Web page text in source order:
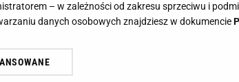
zaistnieć w branży muzycznej.
za to na pewno przedmiotem
– w zależności od zakresu sprzeciwu i
danych osobowych znajdziesz w dokumencie
też zgodę na zainstalowanie i przechowywanie